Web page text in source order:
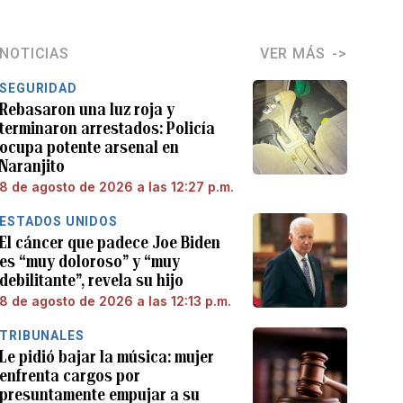
NOTICIAS VER MÁS
SEGURIDAD
Rebasaron una luz roja y
terminaron arrestados: Policía
ocupa potente arsenal en
Naranjito
8 de agosto de 2026 a las 12:27 p.m.
ESTADOS UNIDOS
El cáncer que padece Joe Biden
es “muy doloroso” y “muy
debilitante”, revela su hijo
8 de agosto de 2026 a las 12:13 p.m.
TRIBUNALES
Le pidió bajar la música: mujer
enfrenta cargos por
presuntamente empujar a su